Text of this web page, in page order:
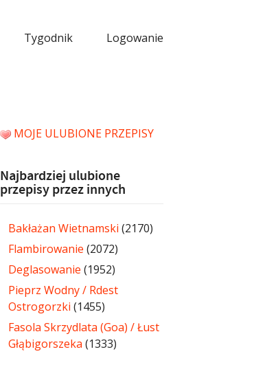
Tygodnik Logowanie
MOJE ULUBIONE PRZEPISY
Najbardziej ulubione
przepisy przez innych
Bakłażan Wietnamski (2170)
Flambirowanie (2072)
Deglasowanie (1952)
Pieprz Wodny / Rdest
Ostrogorzki (1455)
Fasola Skrzydlata (Goa) / Łust
Głąbigorszeka (1333)